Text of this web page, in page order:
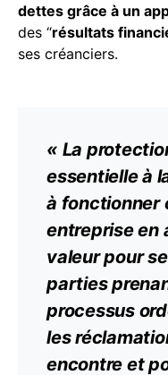
dettes grâce à un
des “résultats
ses créanciers.
« La
essentielle à
à fonctionner
entreprise en
valeur pour
parties
processus
les
encontre et